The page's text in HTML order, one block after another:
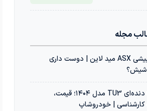
مجله
معرفی میتسوبیشی ASX مید لاین | دوست داری
خرید پژو 207i دنده‌ای TU3 مدل ۱۴۰۴؛ قیمت،
| خودروشاپ